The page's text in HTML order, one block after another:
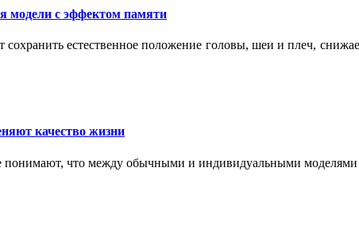
модели с эффектом памяти
естественное положение головы, шеи и плеч,
качество жизни
что между обычными и индивидуальными моделями